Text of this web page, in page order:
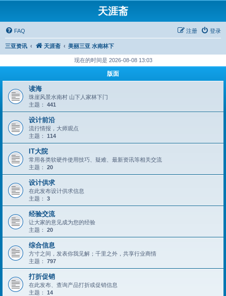
天涯斋
FAQ 登录
注册
三亚资讯 天涯斋 美丽三亚 水南林下
现在的时间是 2026-08-08 13:03
版面
读海
珠崖风景水南村 山下人家林下门
主题： 441
设计前沿
流行情报，大师观点
主题： 114
IT大院
常用各类软硬件使用技巧、疑难、最新资讯等相关交流
主题： 20
设计供求
在此发布设计供求信息
主题： 3
经验交流
让大家的意见成为您的经验
主题： 20
综合信息
方寸之间，发表你我见解；千里之外，共享行业商情
主题： 797
打折促销
在此发布、查询产品打折或促销信息
主题： 14